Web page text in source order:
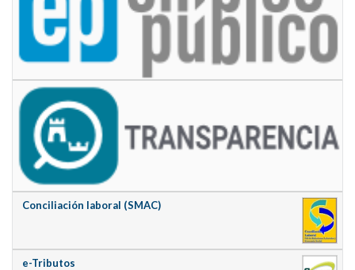
Conciliación laboral (SMAC)
e-Tributos